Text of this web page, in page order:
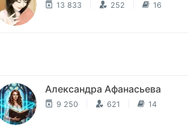
13 833 252 16
Александра Афанасьева
9 250 621 14